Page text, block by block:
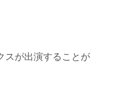
スが出演することが